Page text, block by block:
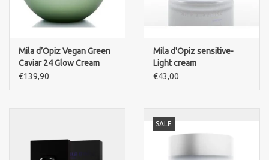
Mila d’Opiz Vegan Green
Caviar 24 Glow Cream
€139,90
Mila d'Opiz sensitive-
Light cream
€43,00
SALE